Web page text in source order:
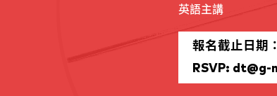
英語主講
報名截止日期
RSVP: dt@g-